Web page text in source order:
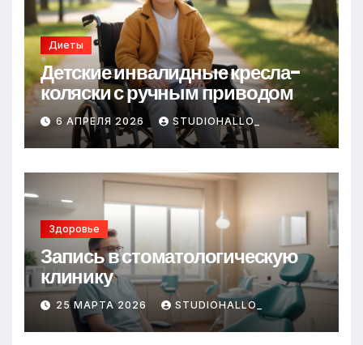
Диеты
Детские инвалидные кресла-
коляски с ручным приводом
6 АПРЕЛЯ 2026 STUDIOHALLO_
Здоровье
Запись в стоматологическую
клинику
25 МАРТА 2026 STUDIOHALLO_